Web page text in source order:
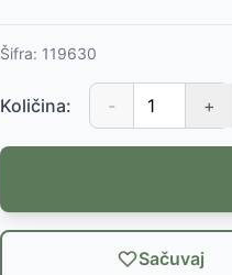
Šifra: 119630
Količina: - +
Sačuvaj